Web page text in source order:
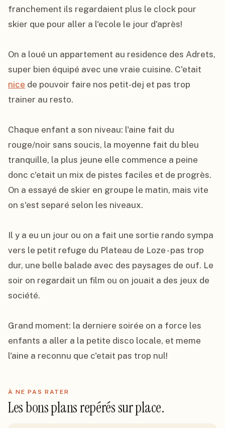
franchement ils regardaient plus le clock pour
skier que pour aller a l'ecole le jour d'après!
On a loué un appartement au residence des Adrets,
nice de pouvoir faire nos petit-dej et pas trop
trainer au resto.
Chaque enfant a son niveau: l'aine fait du
rouge/noir sans soucis, la moyenne fait du bleu
tranquille, la plus jeune elle commence a peine
donc c'etait un mix de pistes faciles et de progrès.
On a essayé de skier en groupe le matin, mais vite
on s'est separé selon les niveaux.
Il y a eu un jour ou on a fait une sortie rando sympa
vers le petit refuge du Plateau de Loze - pas trop
dur, une belle balade avec des paysages de ouf. Le
soir on regardait un film ou on jouait a des jeux de
société.
Grand moment: la derniere soirée on a force les
enfants a aller a la petite disco locale, et meme
l'aine a reconnu que c'etait pas trop nul!
À NE PAS RATER
Les bons plans repérés sur place.